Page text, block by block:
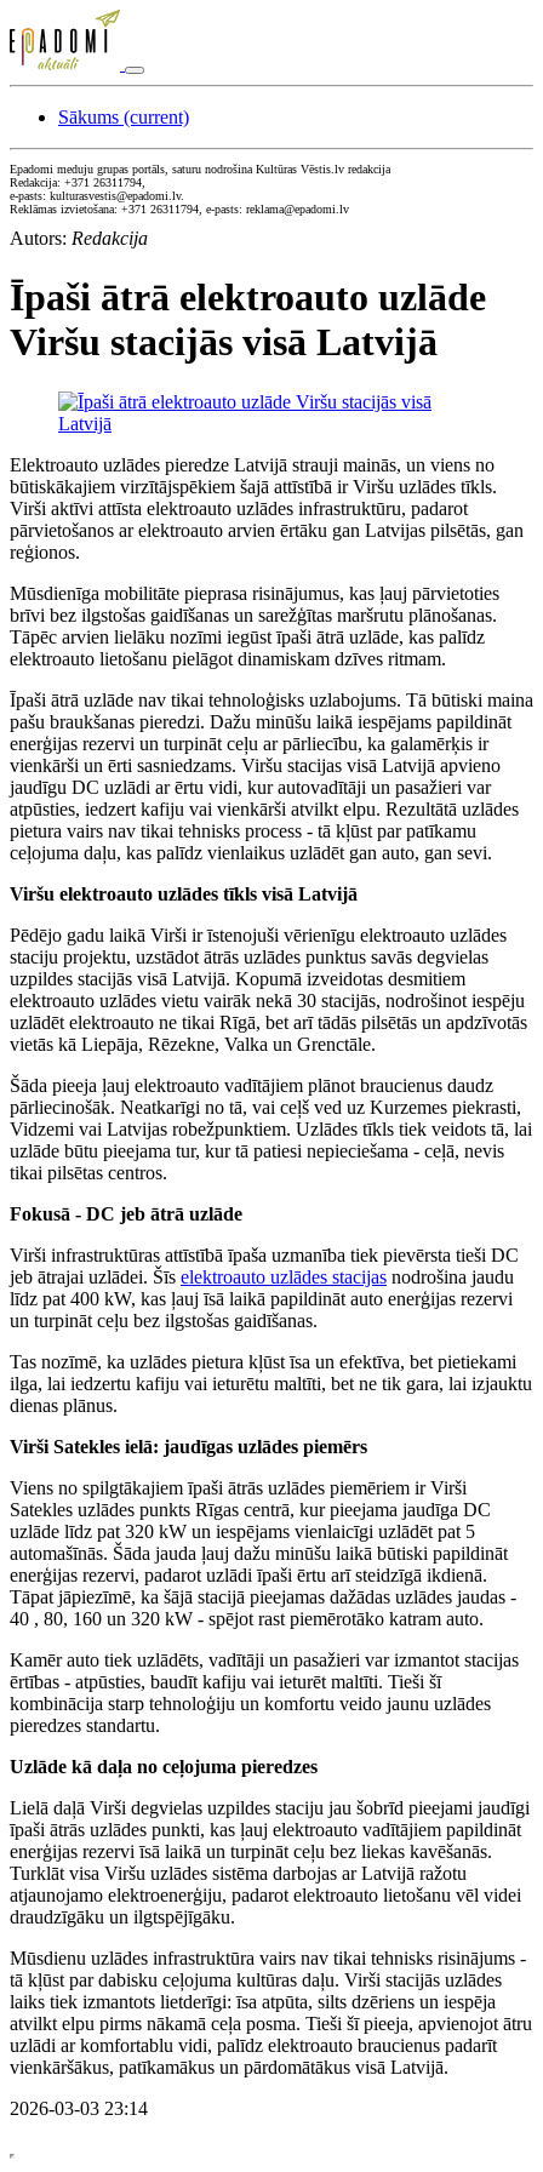
Sākums (current)
Epadomi meduju grupas portāls, saturu nodrošina Kultūras Vēstis.lv redakcija
Redakcija: +371 26311794,
e-pasts: kulturasvestis@epadomi.lv.
Reklāmas izvietošana: +371 26311794, e-pasts: reklama@epadomi.lv
Autors: Redakcija
Īpaši ātrā elektroauto uzlāde
Viršu stacijās visā Latvijā
Elektroauto uzlādes pieredze Latvijā strauji mainās, un viens no
būtiskākajiem virzītājspēkiem šajā attīstībā ir Viršu uzlādes tīkls.
Virši aktīvi attīsta elektroauto uzlādes infrastruktūru, padarot
pārvietošanos ar elektroauto arvien ērtāku gan Latvijas pilsētās, gan
reģionos.
Mūsdienīga mobilitāte pieprasa risinājumus, kas ļauj pārvietoties
brīvi bez ilgstošas gaidīšanas un sarežģītas maršrutu plānošanas.
Tāpēc arvien lielāku nozīmi iegūst īpaši ātrā uzlāde, kas palīdz
elektroauto lietošanu pielāgot dinamiskam dzīves ritmam.
Īpaši ātrā uzlāde nav tikai tehnoloģisks uzlabojums. Tā būtiski maina
pašu braukšanas pieredzi. Dažu minūšu laikā iespējams papildināt
enerģijas rezervi un turpināt ceļu ar pārliecību, ka galamērķis ir
vienkārši un ērti sasniedzams. Viršu stacijas visā Latvijā apvieno
jaudīgu DC uzlādi ar ērtu vidi, kur autovadītāji un pasažieri var
atpūsties, iedzert kafiju vai vienkārši atvilkt elpu. Rezultātā uzlādes
pietura vairs nav tikai tehnisks process - tā kļūst par patīkamu
ceļojuma daļu, kas palīdz vienlaikus uzlādēt gan auto, gan sevi.
Viršu elektroauto uzlādes tīkls visā Latvijā
Pēdējo gadu laikā Virši ir īstenojuši vērienīgu elektroauto uzlādes
staciju projektu, uzstādot ātrās uzlādes punktus savās degvielas
uzpildes stacijās visā Latvijā. Kopumā izveidotas desmitiem
elektroauto uzlādes vietu vairāk nekā 30 stacijās, nodrošinot iespēju
uzlādēt elektroauto ne tikai Rīgā, bet arī tādās pilsētās un apdzīvotās
vietās kā Liepāja, Rēzekne, Valka un Grenctāle.
Šāda pieeja ļauj elektroauto vadītājiem plānot braucienus daudz
pārliecinošāk. Neatkarīgi no tā, vai ceļš ved uz Kurzemes piekrasti,
Vidzemi vai Latvijas robežpunktiem. Uzlādes tīkls tiek veidots tā, lai
uzlāde būtu pieejama tur, kur tā patiesi nepieciešama - ceļā, nevis
tikai pilsētas centros.
Fokusā - DC jeb ātrā uzlāde
Virši infrastruktūras attīstībā īpaša uzmanība tiek pievērsta tieši DC
jeb ātrajai uzlādei. Šīs elektroauto uzlādes stacijas nodrošina jaudu
līdz pat 400 kW, kas ļauj īsā laikā papildināt auto enerģijas rezervi
un turpināt ceļu bez ilgstošas gaidīšanas.
Tas nozīmē, ka uzlādes pietura kļūst īsa un efektīva, bet pietiekami
ilga, lai iedzertu kafiju vai ieturētu maltīti, bet ne tik gara, lai izjauktu
dienas plānus.
Virši Satekles ielā: jaudīgas uzlādes piemērs
Viens no spilgtākajiem īpaši ātrās uzlādes piemēriem ir Virši
Satekles uzlādes punkts Rīgas centrā, kur pieejama jaudīga DC
uzlāde līdz pat 320 kW un iespējams vienlaicīgi uzlādēt pat 5
automašīnās. Šāda jauda ļauj dažu minūšu laikā būtiski papildināt
enerģijas rezervi, padarot uzlādi īpaši ērtu arī steidzīgā ikdienā.
Tāpat jāpiezīmē, ka šājā stacijā pieejamas dažādas uzlādes jaudas -
40 , 80, 160 un 320 kW - spējot rast piemērotāko katram auto.
Kamēr auto tiek uzlādēts, vadītāji un pasažieri var izmantot stacijas
ērtības - atpūsties, baudīt kafiju vai ieturēt maltīti. Tieši šī
kombinācija starp tehnoloģiju un komfortu veido jaunu uzlādes
pieredzes standartu.
Uzlāde kā daļa no ceļojuma pieredzes
Lielā daļā Virši degvielas uzpildes staciju jau šobrīd pieejami jaudīgi
īpaši ātrās uzlādes punkti, kas ļauj elektroauto vadītājiem papildināt
enerģijas rezervi īsā laikā un turpināt ceļu bez liekas kavēšanās.
Turklāt visa Viršu uzlādes sistēma darbojas ar Latvijā ražotu
atjaunojamo elektroenerģiju, padarot elektroauto lietošanu vēl videi
draudzīgāku un ilgtspējīgāku.
Mūsdienu uzlādes infrastruktūra vairs nav tikai tehnisks risinājums -
tā kļūst par dabisku ceļojuma kultūras daļu. Virši stacijās uzlādes
laiks tiek izmantots lietderīgi: īsa atpūta, silts dzēriens un iespēja
atvilkt elpu pirms nākamā ceļa posma. Tieši šī pieeja, apvienojot ātru
uzlādi ar komfortablu vidi, palīdz elektroauto braucienus padarīt
vienkāršākus, patīkamākus un pārdomātākus visā Latvijā.
2026-03-03 23:14